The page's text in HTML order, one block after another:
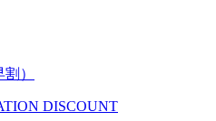
）
DISCOUNT